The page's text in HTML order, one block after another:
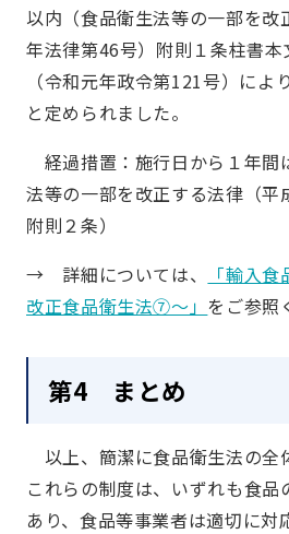
以内（食品衛生法等の一部を改
年法律第46号）附則１条柱書
（令和元年政令第121号）によ
と定められました。
経過措置：施行日から１年間
法等の一部を改正する法律（平
附則２条）
→ 詳細については、
「輸入
改正食品衛生法⑦～」 をご参照
第4 まとめ
以上、簡潔に食品衛生法の全
これらの制度は、いずれも食
あり、食品等事業者は適切に対